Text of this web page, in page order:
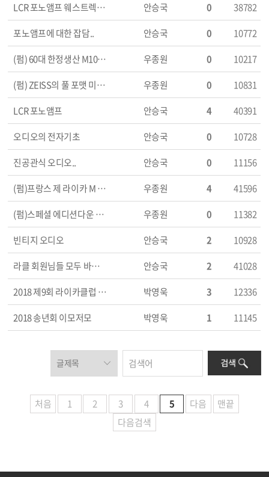
LCR 포노앰프 웨스트렉스 모듈
안승국 0
38782
포노앰프에 대한 잡담..
안승국 0
10772
(펌) 60대 한정생산 M10-P 그레이 모델
우종원 0
10217
(펌) ZEISS의 풀 포맷 미러리스 카메라
우종원 0
10831
LCR 포노앰프
안승국 4
40391
오디오의 전자기초
안승국 0
10728
진공관식 오디오..
안승국 0
11156
(펌)프랑스 제 라이카 M 마운트의 레인지파인더 카메라
우종원 4
41596
(펌)스페셜 에디션다운 의미와 기능의 라이카
우종원 0
11382
빈티지 오디오
안승국 2
10928
라클 회원님들 모두 바라는 일 성취 되시길 바랍니다.
안승국 2
41028
2018 제9회 라이카클럽 사진전 사진입니다
박영욱 3
12336
2018 송년회 이모저모
박영욱 1 11145
처음 1 2 3 4 5 다음
맨끝
다음검색